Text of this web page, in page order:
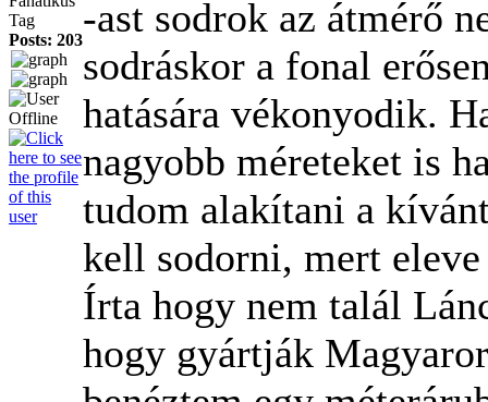
Tag
Posts: 203-ast sodrok az átmérő
sodráskor a fonal
hatására vékonyodik.
nagyobb méreteket is
tudom alakítani a
kell sodorni, mert
Írta hogy nem talál
hogy gyártják